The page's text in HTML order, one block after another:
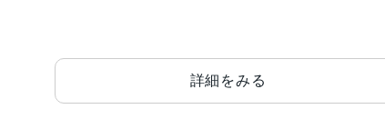
詳細をみる